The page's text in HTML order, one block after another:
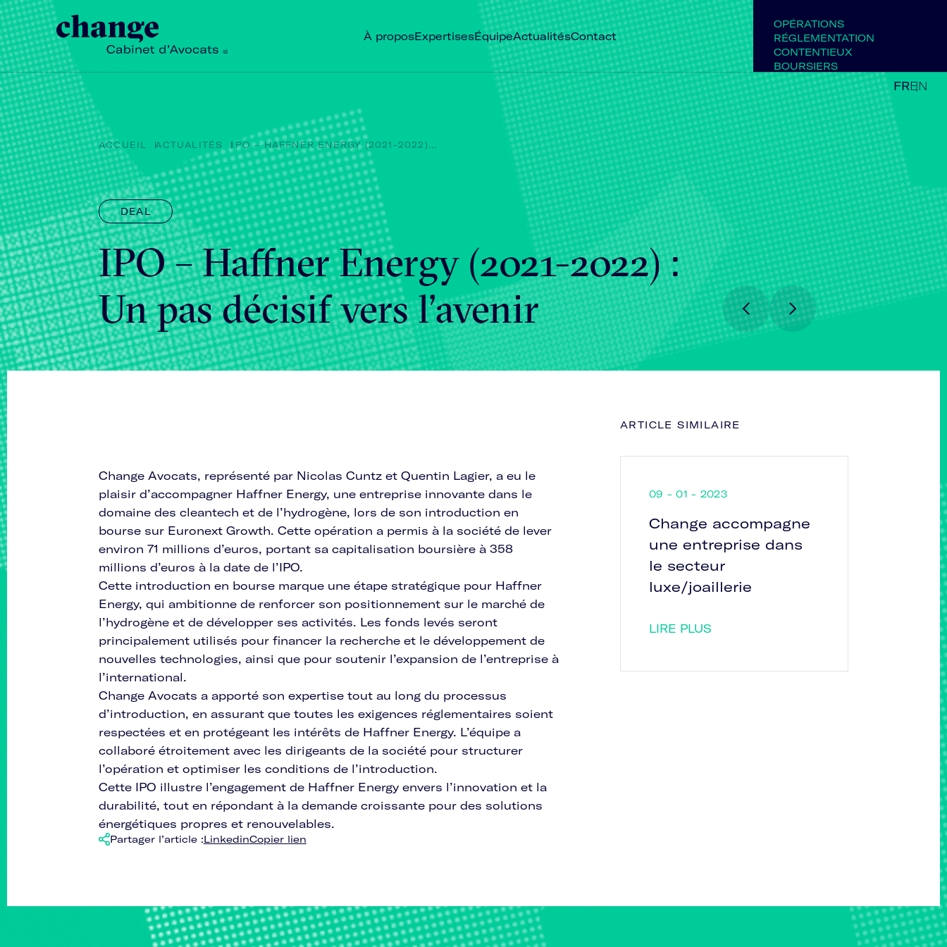
À proposExpertisesÉquipeActualitésContact
OPÉRATIONS
RÉGLEMENTATION
CONTENTIEUX
BOURSIERS
FREN
ACCUEIL ACTUALITÉS IPO – HAFFNER ENERGY (2021-2022)...
DEAL
IPO – Haffner Energy (2021-2022) :
Un pas décisif vers l’avenir
Change Avocats, représenté par Nicolas Cuntz et Quentin Lagier, a eu le
plaisir d’accompagner Haffner Energy, une entreprise innovante dans le
domaine des cleantech et de l’hydrogène, lors de son introduction en
bourse sur Euronext Growth. Cette opération a permis à la société de lever
environ 71 millions d’euros, portant sa capitalisation boursière à 358
millions d’euros à la date de l’IPO.
Cette introduction en bourse marque une étape stratégique pour Haffner
Energy, qui ambitionne de renforcer son positionnement sur le marché de
l’hydrogène et de développer ses activités. Les fonds levés seront
principalement utilisés pour financer la recherche et le développement de
nouvelles technologies, ainsi que pour soutenir l’expansion de l’entreprise à
l’international.
Change Avocats a apporté son expertise tout au long du processus
d’introduction, en assurant que toutes les exigences réglementaires soient
respectées et en protégeant les intérêts de Haffner Energy. L’équipe a
collaboré étroitement avec les dirigeants de la société pour structurer
l’opération et optimiser les conditions de l’introduction.
Cette IPO illustre l’engagement de Haffner Energy envers l’innovation et la
durabilité, tout en répondant à la demande croissante pour des solutions
énergétiques propres et renouvelables.
Partager l’article :LinkedinCopier lien
ARTICLE SIMILAIRE
09 - 01 - 2023
Change accompagne
une entreprise dans
le secteur
luxe/joaillerie
LIRE PLUS